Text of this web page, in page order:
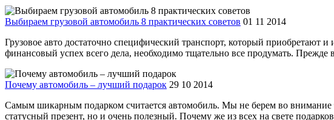
Выбираем грузовой автомобиль 8 практических советов 01 11 2014
Грузовое авто достаточно специфический транспорт, который приобретают
финансовый успех всего дела, необходимо тщательно все продумать.
Почему автомобиль – лучший подарок 29 10 2014
Самым шикарным подарком считается автомобиль. Мы не берем во внимание
статусный презент, но и очень полезный. Почему же из всех на свете